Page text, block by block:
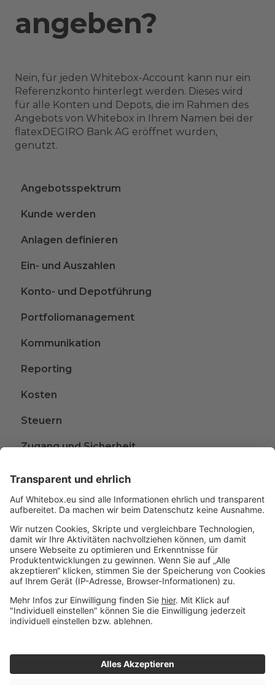
angeben?
Nein, für jeden Whitebox-Account kann nur ein
Referenzkonto hinterlegt werden. Dieses wird
für alle Konten und Depots, die im Rahmen des
Angebots von Whitebox in Ihrem Namen bei der
flatexDEGIRO Bank AG eröffnet wurden,
genutzt.
Angebotsspektrum
Kunde werden
Anlagen definieren
Ein- und Auszahlen
Konto- und Depotführung
Portfoliomanagement
Kommunikation
Reporting
Kosten
Steuern
Zugang und Sicherheit
Beschwerden
Wissen rund ums Anlegen
Glossar
A
B
C
D
© 2015 - 2026 Whitebox
- Alle Rechte
Datenschutz|